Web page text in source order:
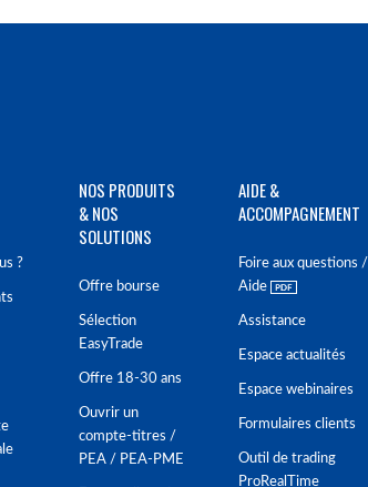
?
NOS PRODUITS
& NOS
SOLUTIONS
Offre bourse
Sélection
EasyTrade
Offre 18-30 ans
Ouvrir un
compte-titres /
PEA / PEA-PME
AIDE &
ACCOMPAGNEMENT
Foire aux questions /
Aide
Assistance
Espace actualités
Espace webinaires
Formulaires clients
Outil de trading
ProRealTime